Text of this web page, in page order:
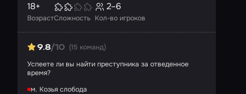
Возраст
18+
Сложность Кол-во игроков
2–6
9.8/10 (15 команд)
Успеете ли вы найти преступника за отведенное
время?
м. Козья слобода